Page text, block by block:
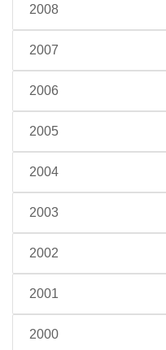
2008
2007
2006
2005
2004
2003
2002
2001
2000